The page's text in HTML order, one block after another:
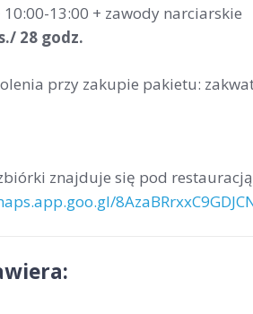
10:00-13:00 + zawody narciarskie
28 godz.
przy zakupie pakietu:
znajduje się pod